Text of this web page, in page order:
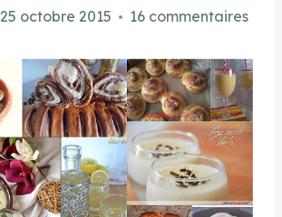
25 octobre 2015 16 commentaires